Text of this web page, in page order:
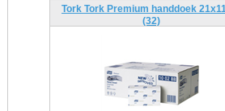
Tork Tork Premium handdoek
(32)